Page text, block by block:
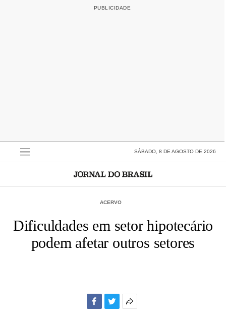
SÁBADO, 8 DE AGOSTO DE 2026
ACERVO
Dificuldades em setor hipotecário
podem afetar outros setores